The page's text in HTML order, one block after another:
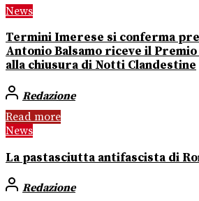
News
Termini Imerese si conferma
Antonio Balsamo riceve il
alla chiusura di Notti Clandestine
Redazione
Read more
News
La pastasciutta antifascista di
Redazione